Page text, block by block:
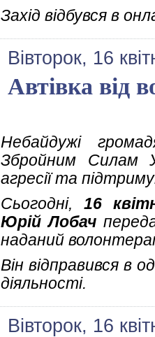
Захід відбувся в
Вівторок, 16
Автівка від
Небайдужі
Збройним Силам
агресії та
Сьогодні, 16
Юрій Лобач
наданий
Він відправився в
діяльності.
Вівторок, 16